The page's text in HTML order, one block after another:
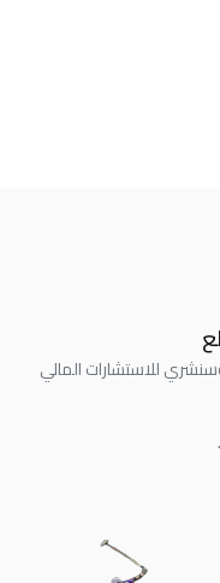
سنشري للاستشارات المالي